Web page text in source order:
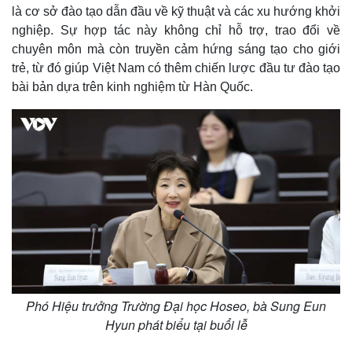
Thế giới
Quan sát
Multimedia
Video
Ảnh
E-Magazine
là cơ sở đào tạo dẫn đầu về kỹ thuật và các xu hướng khởi
nghiệp. Sự hợp tác này không chỉ hỗ trợ, trao đổi về
chuyên môn mà còn truyền cảm hứng sáng tạo cho giới
trẻ, từ đó giúp Việt Nam có thêm chiến lược đầu tư đào tạo
bài bản dựa trên kinh nghiệm từ Hàn Quốc.
Phó Hiệu trưởng Trường Đại học Hoseo, bà Sung Eun
Hyun phát biểu tại buổi lễ